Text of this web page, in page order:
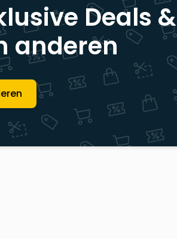
Deals &
anderen